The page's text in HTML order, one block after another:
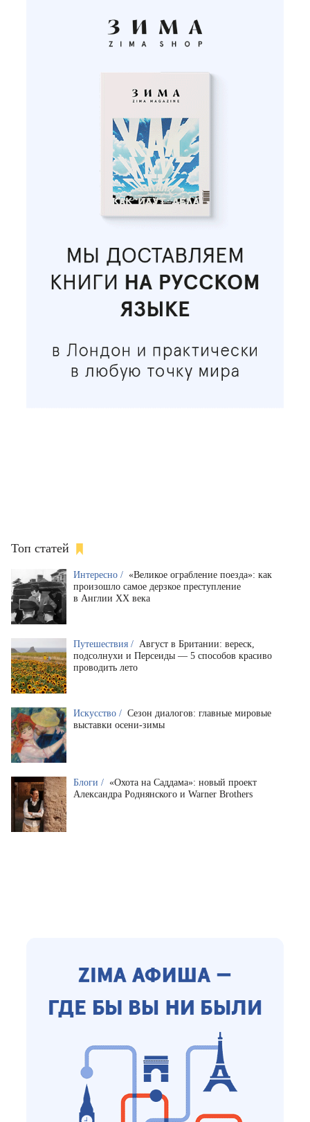
Топ статей
Интересно / «Великое ограбление поезда»: как
произошло самое дерзкое преступление
в Англии XX века
Путешествия / Август в Британии: вереск,
подсолнухи и Персеиды — 5 способов красиво
проводить лето
Искусство / Сезон диалогов: главные мировые
выставки осени-зимы
Блоги / «Охота на Саддама»: новый проект
Александра Роднянского и Warner Brothers